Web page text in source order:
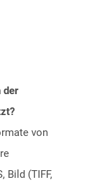
der
von
Bild (TIFF,